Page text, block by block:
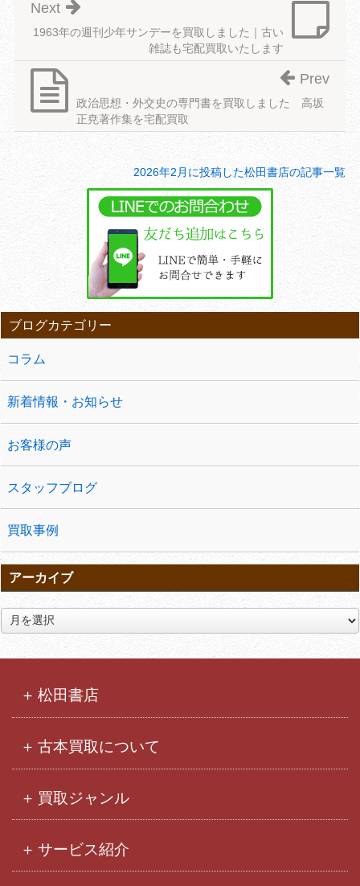
1963年の週刊少年サンデーを買取しました｜古い
雑誌も宅配買取いたします
Next
政治思想・外交史の専門書を買取しました 高坂
正尭著作集を宅配買取
Prev
2026年2月に投稿した松田書店の記事一覧
ブログカテゴリー
コラム
新着情報・お知らせ
お客様の声
スタッフブログ
買取事例
アーカイブ
ア
ー
松田書店
古本買取について
買取ジャンル
サービス紹介